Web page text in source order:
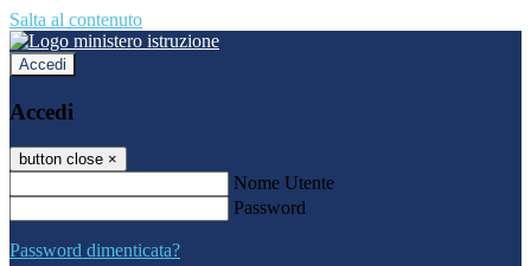
Salta al contenuto
Accedi
Accedi
button close ×
Nome Utente
Password
Password dimenticata?